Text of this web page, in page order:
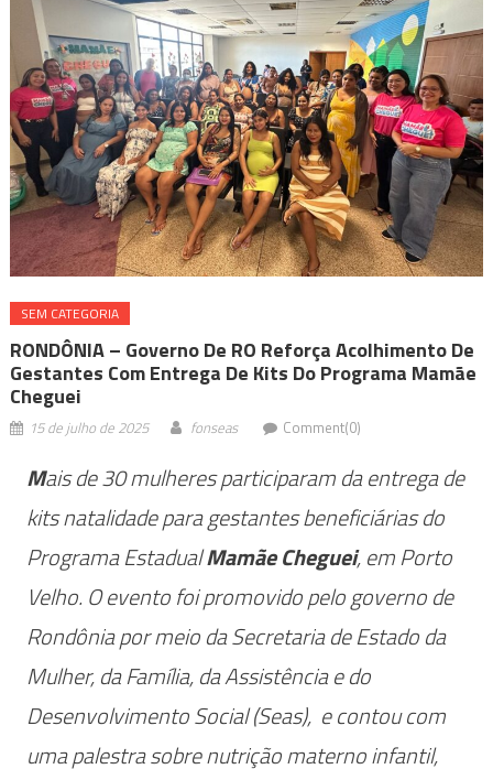
SEM CATEGORIA
RONDÔNIA – Governo De RO Reforça Acolhimento De
Gestantes Com Entrega De Kits Do Programa Mamãe
Cheguei
15 de julho de 2025 fonseas Comment(0)
Mais de 30 mulheres participaram da entrega de
kits natalidade para gestantes beneficiárias do
Programa EstadualMamãe Cheguei, em Porto
Velho. O evento foi promovido pelo governo de
Rondônia por meio da Secretaria de Estado da
Mulher, da Família, da Assistência e do
Desenvolvimento Social (Seas), e contou com
uma palestra sobre nutrição materno infantil,